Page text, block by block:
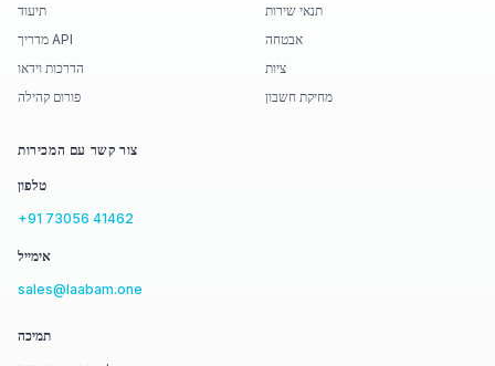
תיעוד
מדריך API
הדרכות וידאו
פורום קהילה
תנאי שירות
אבטחה
ציות
מחיקת חשבון
צור קשר עם המכירות
טלפון
+91 73056 41462
אימייל
sales@laabam.one
תמיכה